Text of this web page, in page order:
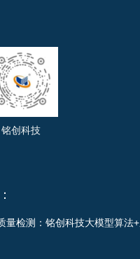
创科技
量检测：铭创科技大模型算法